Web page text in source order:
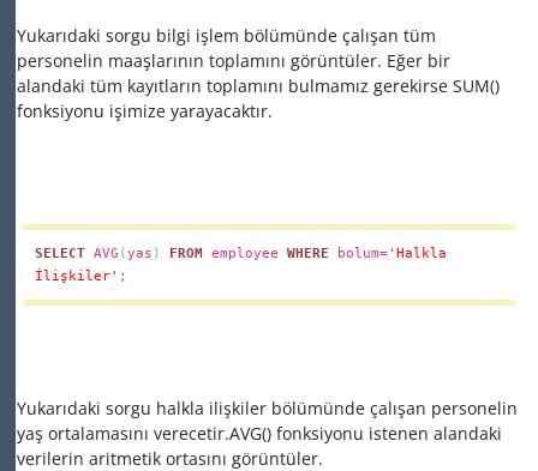
Yukarıdaki sorgu bilgi işlem bölümünde çalışan tüm
personelin maaşlarının toplamını görüntüler. Eğer bir
alandaki tüm kayıtların toplamını bulmamız gerekirse SUM()
fonksiyonu işimize yarayacaktır.
SELECT AVG (yas ) FROM employee WHERE bolum='Halkla
İlişkiler' ;
Yukarıdaki sorgu halkla ilişkiler bölümünde çalışan personelin
yaş ortalamasını verecetir.AVG() fonksiyonu istenen alandaki
verilerin aritmetik ortasını görüntüler.